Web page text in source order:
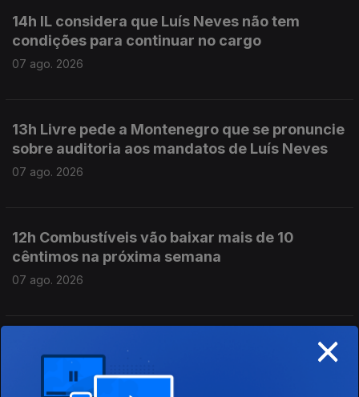
14h IL considera que Luís Neves não tem
condições para continuar no cargo
07 ago. 2026
13h Livre pede a Montenegro que se pronuncie
sobre auditoria aos mandatos de Luís Neves
07 ago. 2026
12h Combustíveis vão baixar mais de 10
cêntimos na próxima semana
07 ago. 2026
11h Candidaturas ao ensino superior subiram
quase 22% face ao ano passado
07 ago. 2026
×